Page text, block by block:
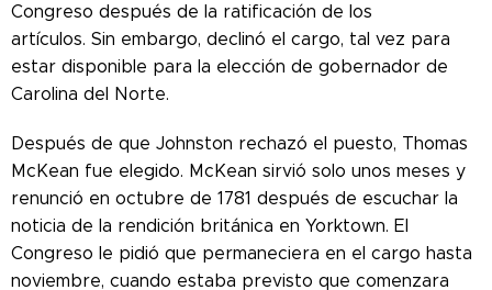
Congreso después de la ratificación de los
artículos. Sin embargo, declinó el cargo, tal vez para
estar disponible para la elección de gobernador de
Carolina del Norte.
Después de que Johnston rechazó el puesto, Thomas
McKean fue elegido. McKean sirvió solo unos meses y
renunció en octubre de 1781 después de escuchar la
noticia de la rendición británica en Yorktown. El
Congreso le pidió que permaneciera en el cargo hasta
noviembre, cuando estaba previsto que comenzara